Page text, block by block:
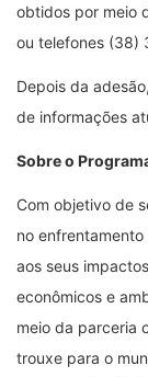
obtidos por meio
ou telefones
Depois da
de informações
Sobre o
Com objetivo de
no
aos seus
econômicos e
meio da parceria
trouxe para o